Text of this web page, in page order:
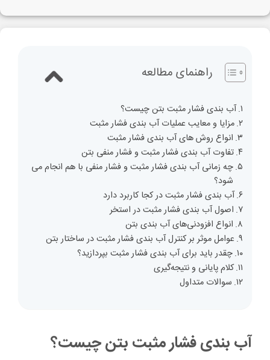
راهنمای مطالعه
آب بندی فشار مثبت بتن چیست؟
مزایا و معایب عملیات آب بندی فشار مثبت
انواع روش های آب بندی فشار مثبت
تفاوت آب بندی فشار مثبت و فشار منفی بتن
چه زمانی آب بندی فشار مثبت و فشار منفی با هم انجام می
شود؟
آب بندی فشار مثبت در کجا کاربرد دارد
اصول آب بندی فشار مثبت در استخر
انواع افزودنی‌های آب ‌بندی بتن
عوامل موثر بر کنترل آب ‌بندی فشار مثبت در ساختار بتن
چقدر باید برای آب ‌بندی فشار مثبت بپردازید؟
کلام پایانی و نتیجه‌گیری
سوالات متداول
آب بندی فشار مثبت بتن چیست؟